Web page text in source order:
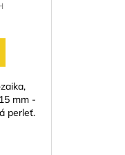
mm -
perleť.